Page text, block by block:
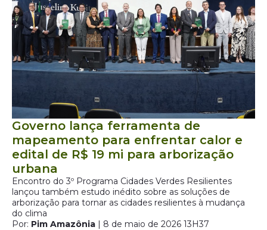
Governo lança ferramenta de
mapeamento para enfrentar calor e
edital de R$ 19 mi para arborização
urbana
Encontro do 3º Programa Cidades Verdes Resilientes
lançou também estudo inédito sobre as soluções de
arborização para tornar as cidades resilientes à mudança
do clima
Por: Pim Amazônia | 8 de maio de 2026 13H37